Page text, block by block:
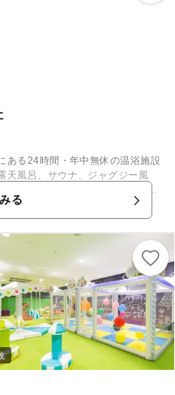
ある24時間・年中無休の温浴施設
天風呂、サウナ、ジャグジー風
です。また、子供風呂もあるので
食べられる喫茶コーナーや広々と
ろぐ事ができます。そして、ゲー
ので、家族揃ってゆっくりとした
る